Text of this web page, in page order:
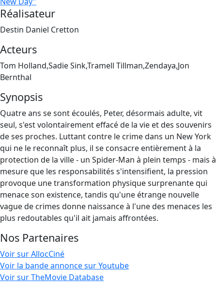
Réalisateur
Destin Daniel Cretton
Acteurs
Tom Holland,Sadie Sink,Tramell Tillman,Zendaya,Jon
Bernthal
Synopsis
Quatre ans se sont écoulés, Peter, désormais adulte, vit
seul, s'est volontairement effacé de la vie et des souvenirs
de ses proches. Luttant contre le crime dans un New York
qui ne le reconnaît plus, il se consacre entièrement à la
protection de la ville - un Spider-Man à plein temps - mais à
mesure que les responsabilités s'intensifient, la pression
provoque une transformation physique surprenante qui
menace son existence, tandis qu'une étrange nouvelle
vague de crimes donne naissance à l'une des menaces les
plus redoutables qu'il ait jamais affrontées.
Nos Partenaires
Voir sur AllocCiné
Voir la bande annonce sur Youtube
Voir sur TheMovie Database